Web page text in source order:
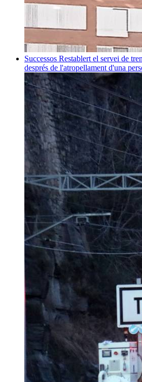
Successos Restablert el servei de
després de l'atropellament d'una